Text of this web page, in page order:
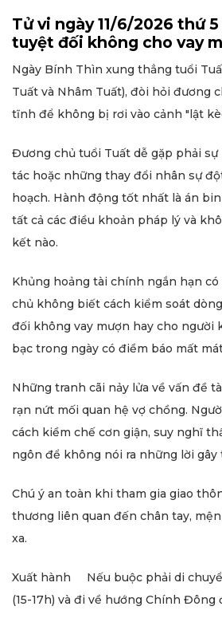
Tử vi ngày 11/6/2026 thứ
tuyệt đối không cho vay
Ngày Bính Thìn xung thẳng tuổi
Tuất và Nhâm Tuất), đòi hỏi đương
tĩnh để không bị rơi vào cảnh "lật
Đương chủ tuổi Tuất dễ gặp phải
tác hoặc những thay đổi nhân sự
hoạch. Hành động tốt nhất là án
tất cả các điều khoản pháp lý và
kết nào.
Khủng hoảng tài chính ngắn hạn
chủ không biết cách kiểm soát
đối không vay mượn hay cho người
bạc trong ngày có điềm báo mất
Những tranh cãi nảy lửa về vấn đề
rạn nứt mối quan hệ vợ chồng.
cách kiềm chế cơn giận, suy nghĩ
ngôn để không nói ra những lời gây
Chú ý an toàn khi tham gia giao
thương liên quan đến chân tay,
xa.
Xuất hành Nếu buộc phải di
(15-17h) và đi về hướng Chính